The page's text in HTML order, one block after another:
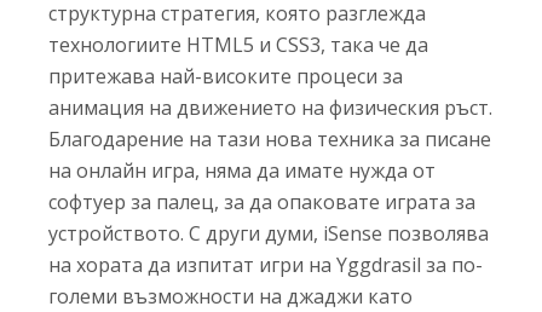
структурна стратегия, която разглежда
технологиите HTML5 и CSS3, така че да
притежава най-високите процеси за
анимация на движението на физическия ръст.
Благодарение на тази нова техника за писане
на онлайн игра, няма да имате нужда от
софтуер за палец, за да опаковате играта за
устройството. С други думи, iSense позволява
на хората да изпитат игри на Yggdrasil за по-
големи възможности на джаджи като